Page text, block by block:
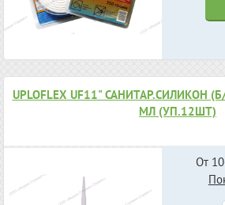
UPLOFLEX UF11" САНИТАР.СИЛИКОН
МЛ (УП.12ШТ)
От